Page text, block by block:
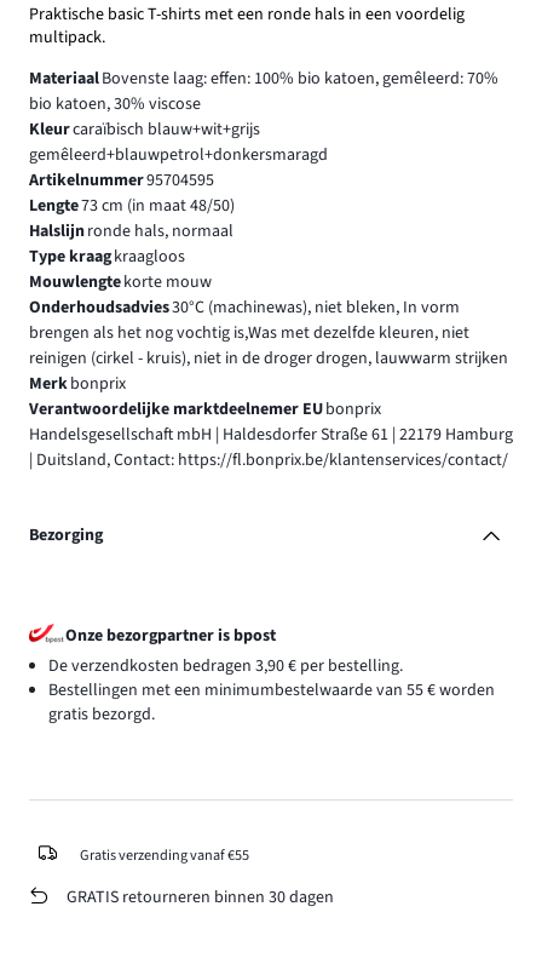
Praktische basic T-shirts met een ronde hals in een voordelig
multipack.
MateriaalBovenste laag: effen: 100% bio katoen, gemêleerd: 70%
bio katoen, 30% viscose
Kleurcaraïbisch blauw+wit+grijs
gemêleerd+blauwpetrol+donkersmaragd
Artikelnummer95704595
Lengte73 cm (in maat 48/50)
Halslijnronde hals, normaal
Type kraagkraagloos
Mouwlengtekorte mouw
Onderhoudsadvies30°C (machinewas), niet bleken, In vorm
brengen als het nog vochtig is,Was met dezelfde kleuren, niet
reinigen (cirkel - kruis), niet in de droger drogen, lauwwarm strijken
Merkbonprix
Verantwoordelijke marktdeelnemer EUbonprix
Handelsgesellschaft mbH | Haldesdorfer Straße 61 | 22179 Hamburg
| Duitsland, Contact: https://fl.bonprix.be/klantenservices/contact/
Bezorging
Onze bezorgpartner is bpost
De verzendkosten bedragen 3,90 € per bestelling.
Bestellingen met een minimumbestelwaarde van 55 € worden
gratis bezorgd.
Gratis verzending vanaf €55
GRATIS retourneren binnen 30 dagen